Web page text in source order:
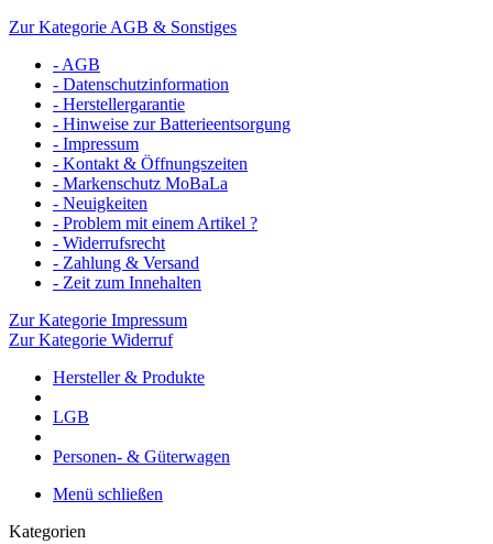
Zur Kategorie AGB & Sonstiges
- AGB
- Datenschutzinformation
- Herstellergarantie
- Hinweise zur Batterieentsorgung
- Impressum
- Kontakt & Öffnungszeiten
- Markenschutz MoBaLa
- Neuigkeiten
- Problem mit einem Artikel ?
- Widerrufsrecht
- Zahlung & Versand
- Zeit zum Innehalten
Zur Kategorie Impressum
Zur Kategorie Widerruf
Hersteller & Produkte
LGB
Personen- & Güterwagen
Menü schließen
Kategorien